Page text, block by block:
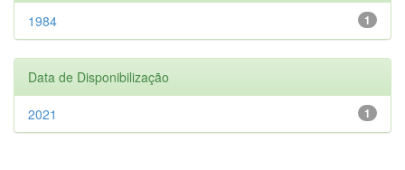
1
1984
Data de Disponibilização
1
2021